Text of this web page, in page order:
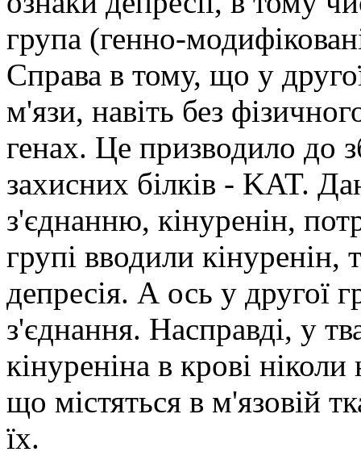
група (генно-
Справа в тому, що у
м'язи, навіть без
генах. Це призводило до
захисних білків - KAT.
з'єднанню, кінуренін,
групі вводили
депресія. А ось у другої
з'єднання. Насправді, у
кінуреніна в крові
що містяться в м'язовій
їх.